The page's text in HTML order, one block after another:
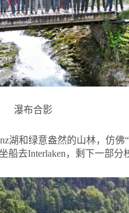
瀑布合影
湖和绿意盎然的山林，仿
去Interlaken，剩下一部分